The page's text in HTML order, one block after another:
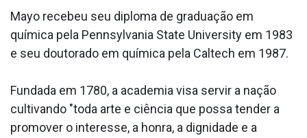
Mayo recebeu seu diploma de graduação em
química pela Pennsylvania State University em 1983
e seu doutorado em química pela Caltech em 1987.
Fundada em 1780, a academia visa servir a nação
cultivando "toda arte e ciência que possa tender a
promover o interesse, a honra, a dignidade e a